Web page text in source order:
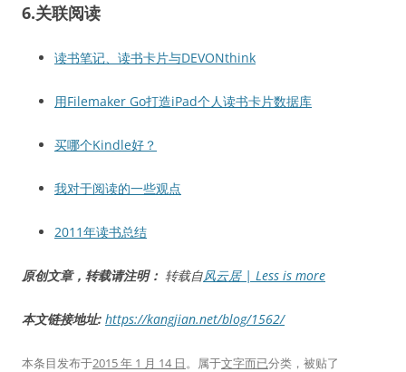
6.关联阅读
读书笔记、读书卡片与DEVONthink
用Filemaker Go打造iPad个人读书卡片数据库
买哪个Kindle好？
我对于阅读的一些观点
2011年读书总结
原创文章，转载请注明： 转载自风云居 | Less is more
本文链接地址: https://kangjian.net/blog/1562/
本条目发布于2015 年 1 月 14 日。属于文字而已分类，被贴了